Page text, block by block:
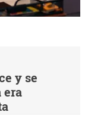
y se
era